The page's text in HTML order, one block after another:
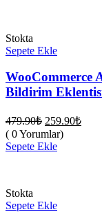
Stokta
Sepete Ekle
WooCommerce
Bildirim
479.90₺ Orijinal
fiyat:
479.90₺.
259.90₺Şu
( 0 Yorumlar)
Sepete Ekle
Stokta
Sepete Ekle